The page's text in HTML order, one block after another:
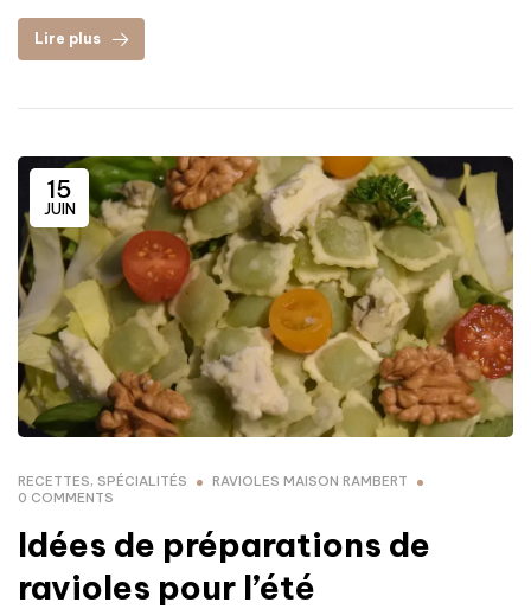
Lire plus
15
JUIN
RECETTES, SPÉCIALITÉS
RAVIOLES MAISON RAMBERT
0 COMMENTS
Idées de préparations de
ravioles pour l’été